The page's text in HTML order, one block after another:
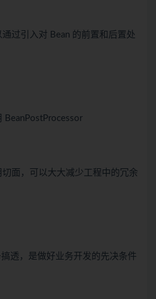
过引入对 Bean 的前置和后置处
BeanPostProcessor
面，可以大大减少工程中的冗余
透，是做好业务开发的先决条件